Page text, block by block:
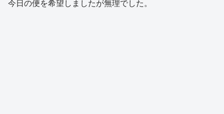
今日の便を希望しましたが無理でした。